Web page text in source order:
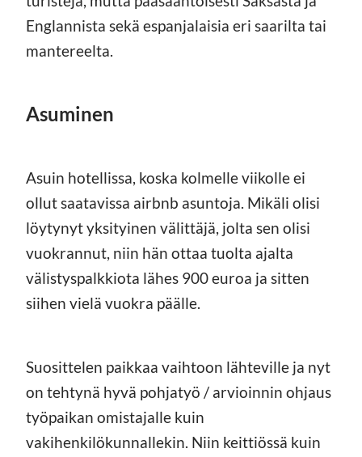
Englannista sekä espanjalaisia eri saarilta tai
mantereelta.
Asuminen
Asuin hotellissa, koska kolmelle viikolle ei
ollut saatavissa airbnb asuntoja. Mikäli olisi
löytynyt yksityinen välittäjä, jolta sen olisi
vuokrannut, niin hän ottaa tuolta ajalta
välistyspalkkiota lähes 900 euroa ja sitten
siihen vielä vuokra päälle.
Suosittelen paikkaa vaihtoon lähteville ja nyt
on tehtynä hyvä pohjatyö / arvioinnin ohjaus
työpaikan omistajalle kuin
vakihenkilökunnallekin. Niin keittiössä kuin